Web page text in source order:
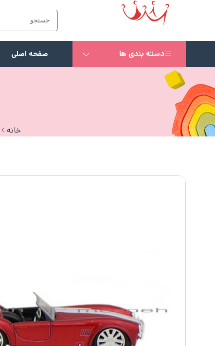
دسته بندی ها صفحه اصلی
خانه